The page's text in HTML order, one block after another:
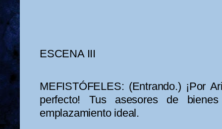
ESCENA III
MEFISTÓFELES: (Entrando.) ¡Por
perfecto! Tus asesores de
emplazamiento ideal.